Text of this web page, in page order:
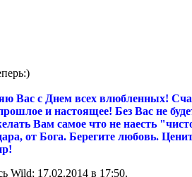
с Днем всех влюбленных!
и настоящее! Без Вас не
Вам самое что не наесть
от Бога. Берегите любовь.
Wild; 17.02.2014 в 17:50.